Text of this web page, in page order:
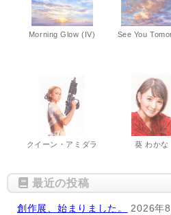
Morning Glow (IV) See You
クイーン・アミダラ 葵 わかな
最近の投稿
創作展、始まりました。
2026年